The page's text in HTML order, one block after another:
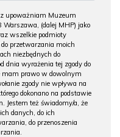
upoważniam Muzeum
(dalej MHP) jako
wszelkie podmioty
przetwarzania moich
niezbędnych do
dnia wyrażenia tej zgody do
mam prawo w dowolnym
zgody nie wpływa na
dokonano na podstawie
Jestem też świadomy/a, że
danych, do ich
do przenoszenia